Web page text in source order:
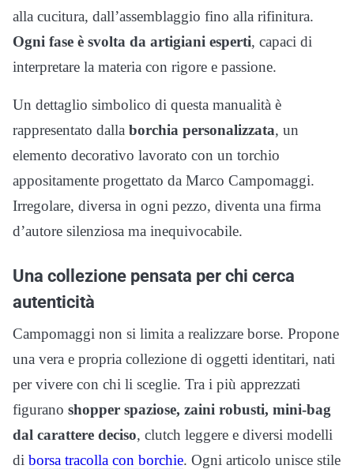
alla cucitura, dall’assemblaggio fino alla rifinitura.
Ogni fase è svolta da artigiani esperti, capaci di
interpretare la materia con rigore e passione.
Un dettaglio simbolico di questa manualità è
rappresentato dalla borchia personalizzata, un
elemento decorativo lavorato con un torchio
appositamente progettato da Marco Campomaggi.
Irregolare, diversa in ogni pezzo, diventa una firma
d’autore silenziosa ma inequivocabile.
Una collezione pensata per chi cerca
autenticità
Campomaggi non si limita a realizzare borse. Propone
una vera e propria collezione di oggetti identitari, nati
per vivere con chi li sceglie. Tra i più apprezzati
figurano shopper spaziose, zaini robusti, mini-bag
dal carattere deciso, clutch leggere e diversi modelli
di borsa tracolla con borchie. Ogni articolo unisce stile